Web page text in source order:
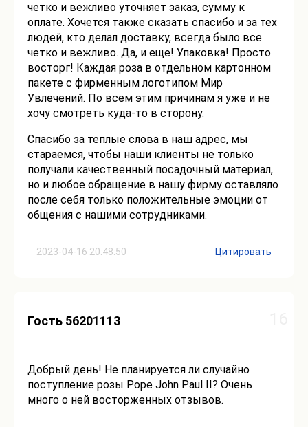
2023-04-16 20:48:50
четко и вежливо уточняет заказ, сумму к
оплате. Хочется также сказать спасибо и за тех
людей, кто делал доставку, всегда было все
четко и вежливо. Да, и еще! Упаковка! Просто
восторг! Каждая роза в отдельном картонном
пакете с фирменным логотипом Мир
Увлечений. По всем этим причинам я уже и не
хочу смотреть куда-то в сторону.
Спасибо за теплые слова в наш адрес, мы
стараемся, чтобы наши клиенты не только
получали качественный посадочный материал,
но и любое обращение в нашу фирму оставляло
после себя только положительные эмоции от
общения с нашими сотрудниками.
Цитировать
Гость 56201113
Добрый день! Не планируется ли случайно
поступление розы Pope John Paul II? Очень
много о ней восторженных отзывов.